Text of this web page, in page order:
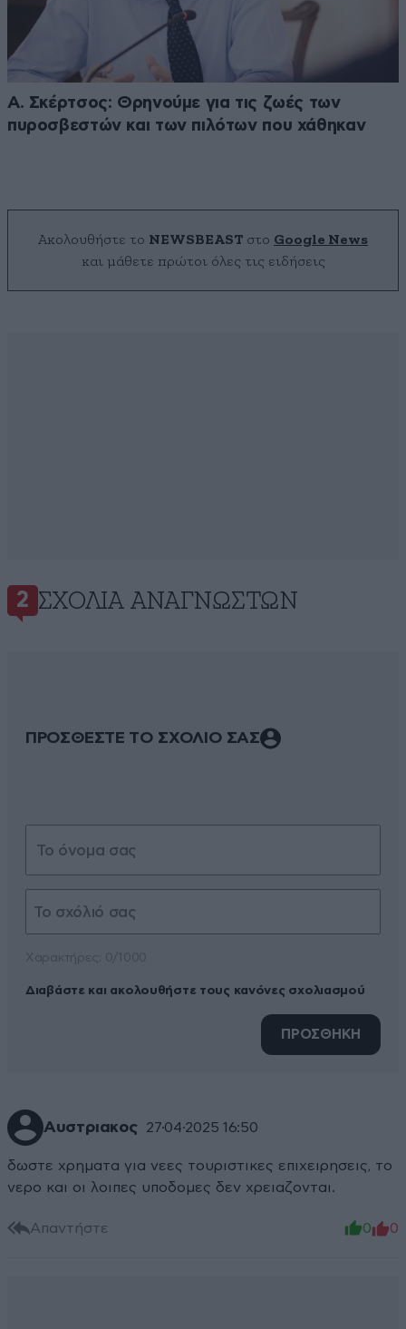
Α. Σκέρτσος: Θρηνούμε για τις ζωές των
πυροσβεστών και των πιλότων που χάθηκαν
Ακολουθήστε το NEWSBEAST στο Google News
και μάθετε πρώτοι όλες τις ειδήσεις
2 ΣΧΌΛΙΑ ΑΝΑΓΝΩΣΤΏΝ
ΠΡΟΣΘΕΣΤΕ ΤΟ ΣΧΟΛΙΟ ΣΑΣ
Διαβάστε και ακολουθήστε τους κανόνες σχολιασμού
ΠΡΟΣΘΗΚΗ
Αυστριακος 27·04·2025 16:50
δωστε χρηματα για νεες τουριστικες επιχειρησεις, το
νερο και οι λοιπες υποδομες δεν χρειαζονται.
Απαντήστε 0 0